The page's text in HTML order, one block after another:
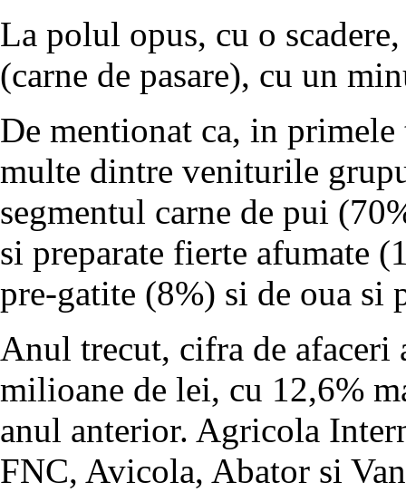
La polul opus, cu o
(carne de pasare), cu un
De mentionat ca, in
multe dintre veniturile
segmentul carne de pui
si preparate fierte afumate
pre-gatite (8%) si de oua si
Anul trecut, cifra de afaceri
milioane de lei, cu 12,6%
anul anterior. Agricola
FNC, Avicola, Abator si